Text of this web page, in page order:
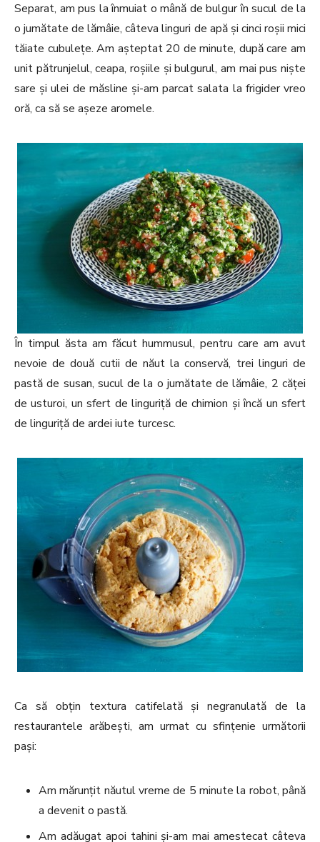
Separat, am pus la înmuiat o mână de bulgur în sucul de la
o jumătate de lămâie, câteva linguri de apă și cinci roșii mici
tăiate cubulețe. Am așteptat 20 de minute, după care am
unit pătrunjelul, ceapa, roșiile și bulgurul, am mai pus niște
sare și ulei de măsline și-am parcat salata la frigider vreo
oră, ca să se așeze aromele.
În timpul ăsta am făcut hummusul, pentru care am avut
nevoie de două cutii de năut la conservă, trei linguri de
pastă de susan, sucul de la o jumătate de lămâie, 2 căței
de usturoi, un sfert de linguriță de chimion și încă un sfert
de linguriță de ardei iute turcesc.
Ca să obțin textura catifelată și negranulată de la
restaurantele arăbești, am urmat cu sfințenie următorii
pași:
Am mărunțit năutul vreme de 5 minute la robot, până
a devenit o pastă.
Am adăugat apoi tahini și-am mai amestecat câteva